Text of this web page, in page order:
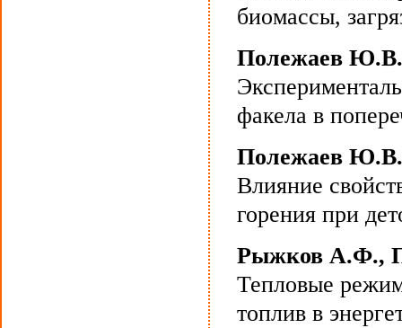
биомассы,
Полежаев
факела в
Полежаев
Влияние
горения при
Рыжков А.Ф.,
Тепловые
топлив в